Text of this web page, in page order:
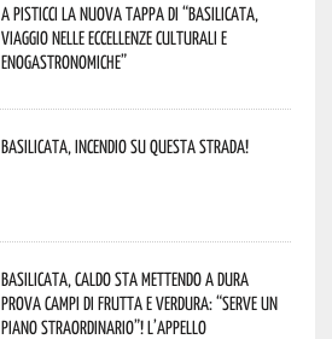
A Pisticci la nuova tappa di “Basilicata,
viaggio nelle eccellenze culturali e
enogastronomiche”
Basilicata, incendio su questa strada!
Basilicata, caldo sta mettendo a dura
prova campi di frutta e verdura: “Serve un
piano straordinario”! L’appello